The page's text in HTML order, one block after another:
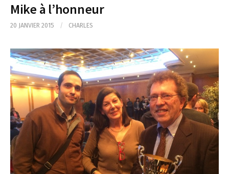
Mike à l’honneur
20 JANVIER 2015 / CHARLES